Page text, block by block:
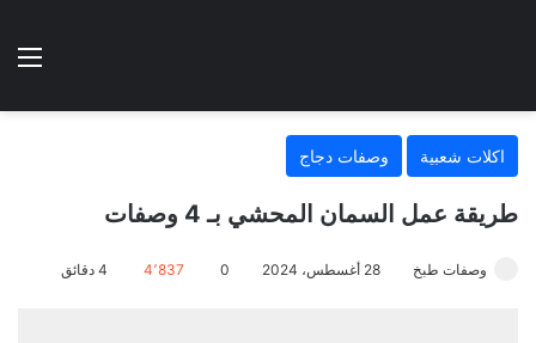
الوضع
اكلات شعبية وصفات دجاج
طريقة عمل السمان المحشي بـ 4 وصفات
وصفات طبخ 28 أغسطس، 2024 0 4٬837